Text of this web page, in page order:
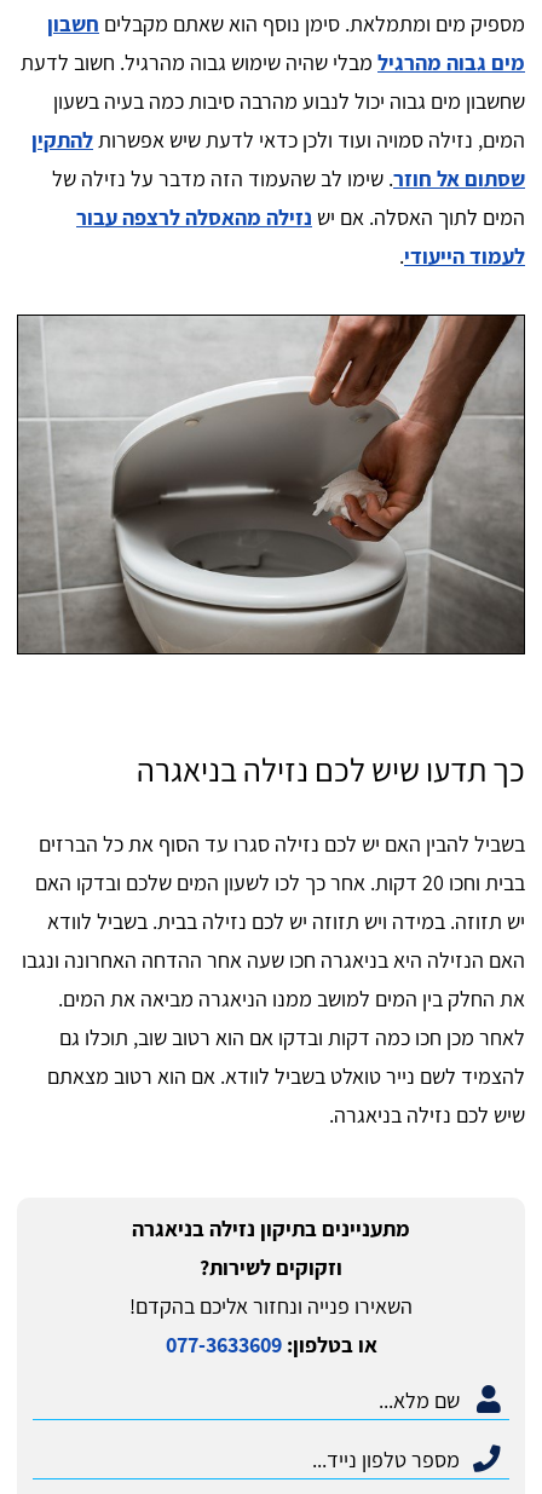
מספיק מים ומתמלאת. סימן נוסף הוא שאתם מקבלים חשבון
מים גבוה מהרגיל מבלי שהיה שימוש גבוה מהרגיל. חשוב לדעת
שחשבון מים גבוה יכול לנבוע מהרבה סיבות כמה בעיה בשעון
המים, נזילה סמויה ועוד ולכן כדאי לדעת שיש אפשרותלהתקין
שסתום אל חוזר. שימו לב שהעמוד הזה מדבר על נזילה של
המים לתוך האסלה. אם יש נזילה מהאסלה לרצפה עבור
לעמוד הייעודי.
כך תדעו שיש לכם נזילה בניאגרה
בשביל להבין האם יש לכם נזילה סגרו עד הסוף את כל הברזים
בבית וחכו 20 דקות. אחר כך לכו לשעון המים שלכם ובדקו האם
יש תזוזה. במידה ויש תזוזה יש לכם נזילה בבית. בשביל לוודא
האם הנזילה היא בניאגרה חכו שעה אחר ההדחה האחרונה ונגבו
את החלק בין המים למושב ממנו הניאגרה מביאה את המים.
לאחר מכן חכו כמה דקות ובדקו אם הוא רטוב שוב, תוכלו גם
להצמיד לשם נייר טואלט בשביל לוודא. אם הוא רטוב מצאתם
שיש לכם נזילה בניאגרה.
מתעניינים בתיקון נזילה בניאגרה
וזקוקים לשירות?
השאירו פנייה ונחזור אליכם בהקדם!
או בטלפון:077-3633609